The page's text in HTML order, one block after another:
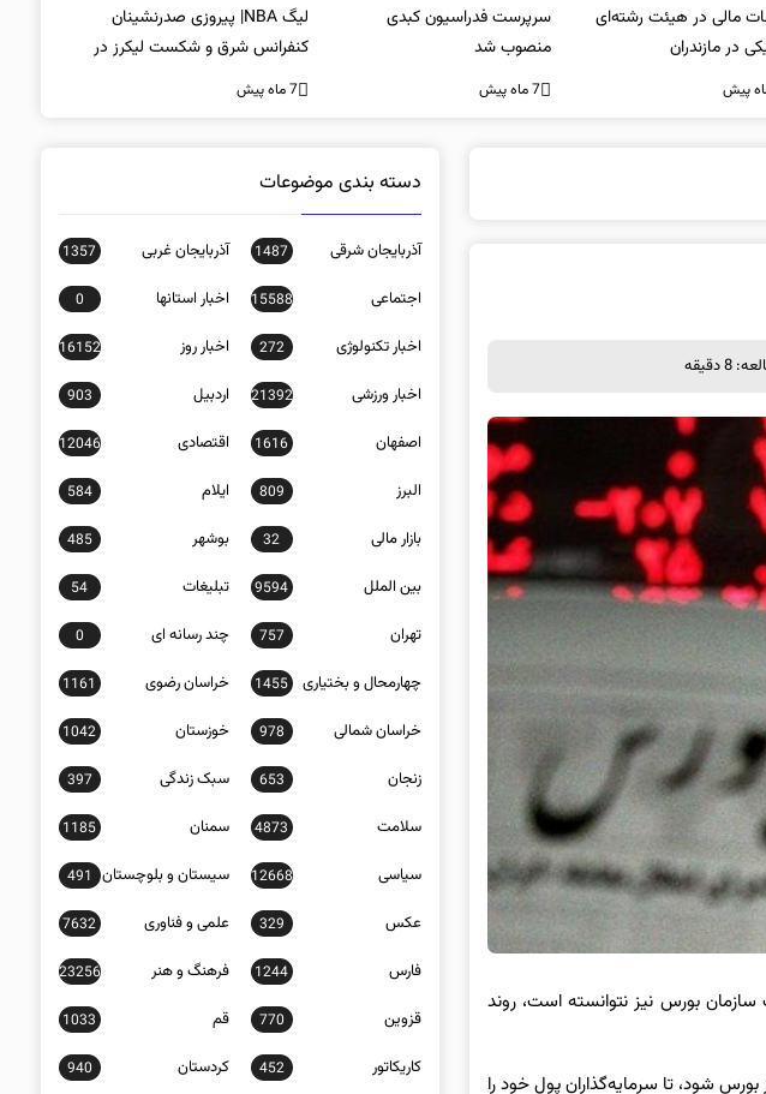
مالی در هیئت رشته‌ای
در مازندران
سرپرست فدراسیون کبدی
منصوب شد
7 ماه پیش
لیگ NBA| پیروزی صدرنشینان
کنفرانس شرق و شکست لیکرز در
غیاب جیمز
7 ماه پیش
دقیقه
بورس نیز نتوانسته است، روند
شود، تا سرمایه‌گذاران پول خود را
دسته بندی موضوعات
آذربایجان شرقی 1487 آذربایجان غربی 1357
اجتماعی 15588 اخبار استانها 0
اخبار تکنولوژی 272 اخبار روز 16152
اخبار ورزشی 21392 اردبیل 903
اصفهان 1616 اقتصادی 12046
البرز 809 ایلام 584
بازار مالی 32 بوشهر 485
بین الملل 9594 تبلیغات 54
تهران 757 چند رسانه ای 0
چهارمحال و بختیاری 1455 خراسان رضوی 1161
خراسان شمالی 978 خوزستان 1042
زنجان 653 سبک زندگی 397
سلامت 4873 سمنان 1185
سیاسی 12668 سیستان و بلوچستان 491
عکس 329 علمی و فناوری 7632
فارس 1244 فرهنگ و هنر 23256
قزوین 770 قم 1033
کاریکاتور 452 کردستان 940